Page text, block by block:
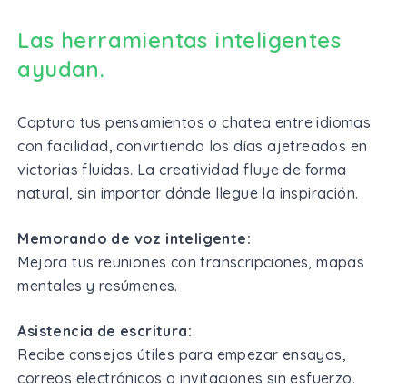
Las herramientas inteligentes
ayudan.
Captura tus pensamientos o chatea entre idiomas
con facilidad, convirtiendo los días ajetreados en
victorias fluidas. La creatividad fluye de forma
natural, sin importar dónde llegue la inspiración.
Memorando de voz inteligente:
Mejora tus reuniones con transcripciones, mapas
mentales y resúmenes.
Asistencia de escritura:
Recibe consejos útiles para empezar ensayos,
correos electrónicos o invitaciones sin esfuerzo.